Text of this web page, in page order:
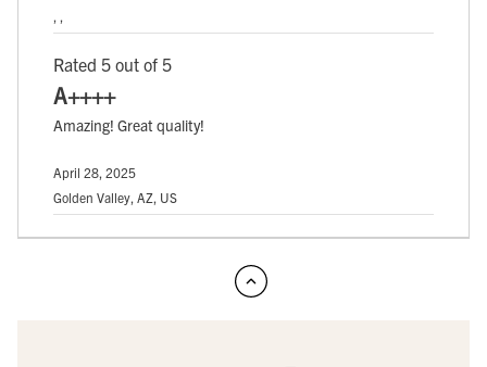
Rated 5 out of 5
A++++
Amazing! Great quality!
April 28, 2025
Golden Valley, AZ, US